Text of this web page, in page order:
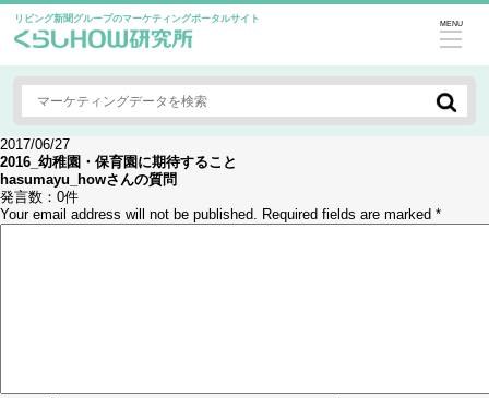
リビング新聞グループのマーケティングポータルサイト MENU
2017/06/27
2016_幼稚園・保育園に期待すること
hasumayu_howさんの質問
発言数： 0件
Your email address will not be published. Required fields are marked *